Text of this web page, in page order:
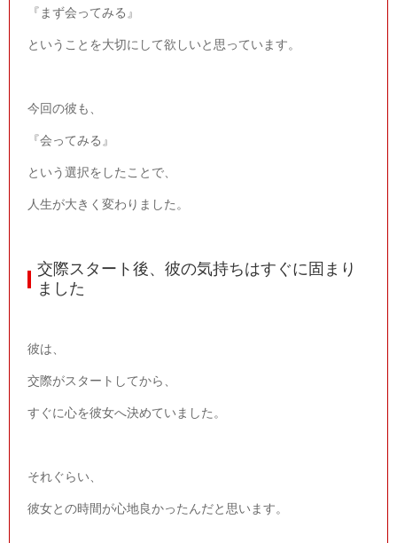
『まず会ってみる』
ということを大切にして欲しいと思っています。
今回の彼も、
『会ってみる』
という選択をしたことで、
人生が大きく変わりました。
交際スタート後、彼の気持ちはすぐに固まり
ました
彼は、
交際がスタートしてから、
すぐに心を彼女へ決めていました。
それぐらい、
彼女との時間が心地良かったんだと思います。